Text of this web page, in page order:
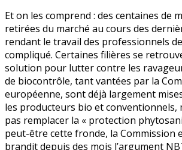
Et on les comprend : des centaines de
retirées du marché au cours des
rendant le travail des professionnels
compliqué. Certaines filières se
solution pour lutter contre les
de biocontrôle, tant vantées par la
européenne, sont déjà largement
les producteurs bio et conventionnels,
pas remplacer la « protection
peut-être cette fronde, la Commission
brandit depuis des mois l’argument